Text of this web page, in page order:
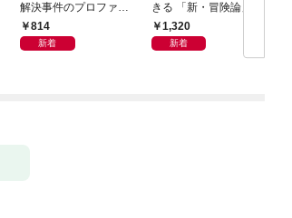
解決事件のプロファイ
リング
814
新着
きる 「新・冒険論」改
訂1,320
新着